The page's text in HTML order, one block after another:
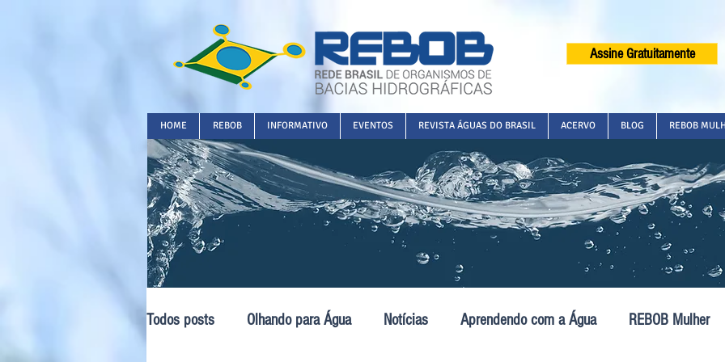
Assine Gratuitamente
HOME REBOB INFORMATIVO EVENTOS REVISTA ÁGUAS DO BRASIL ACERVO BLOG REBOB
Todos posts Olhando para Água Notícias Aprendendo com a Água REBOB Mulher